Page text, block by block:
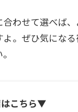
わせて選べば
よ。ぜひ気にな
こちら▼